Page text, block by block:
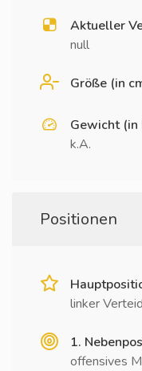
Aktueller
null
Größe (in
Gewicht (in
k.A.
Positionen
linker
1.
offensives